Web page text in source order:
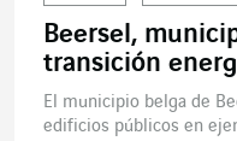
Beersel,
transición
El municipio belga de
edificios públicos en